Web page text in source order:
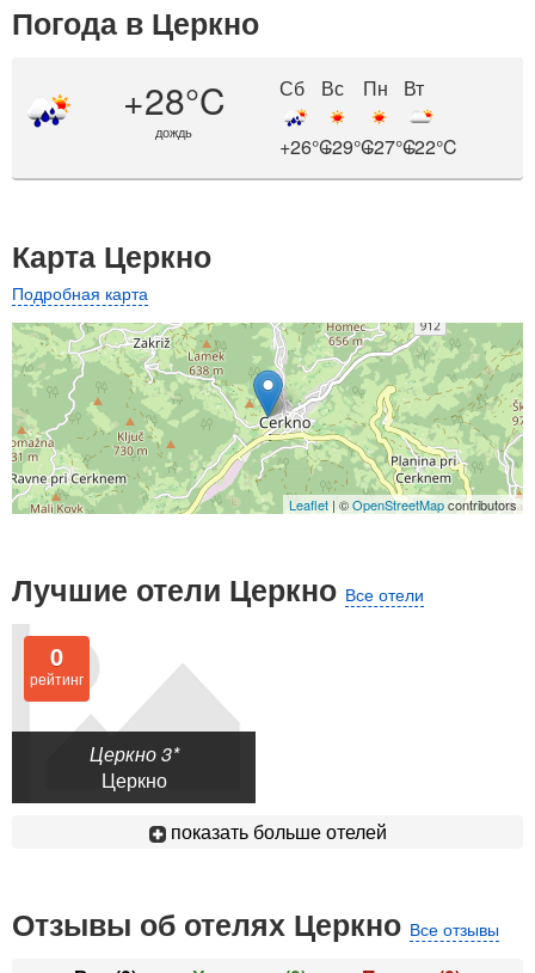
Погода в Церкно
+28°C
дождь
Сб
+26°C
Вс
+29°C
Пн
+27°C
Вт
+22°C
Карта Церкно
Подробная карта
Leaflet | ©OpenStreetMapcontributors
Лучшие отели Церкно Все отели
0
рейтинг
Церкно 3*
Церкно
показать больше отелей
Отзывы об отелях Церкно Все отзывы